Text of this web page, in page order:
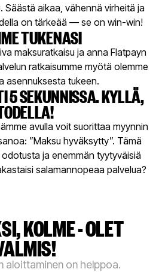
Säästä aikaa, vähennä virheitä ja
on tärkeää — se on win-win!
TUKENASI
maksuratkaisu ja anna Flatpayn
ratkaisumme myötä olemme
asennuksesta tukeen.
5 SEKUNNISSA. KYLLÄ,
avulla voit suorittaa myynnin
”Maksu hyväksytty”. Tämä
ja enemmän tyytyväisiä
salamannopeaa palvelua?
KOLME - OLET
aloittaminen on helppoa.